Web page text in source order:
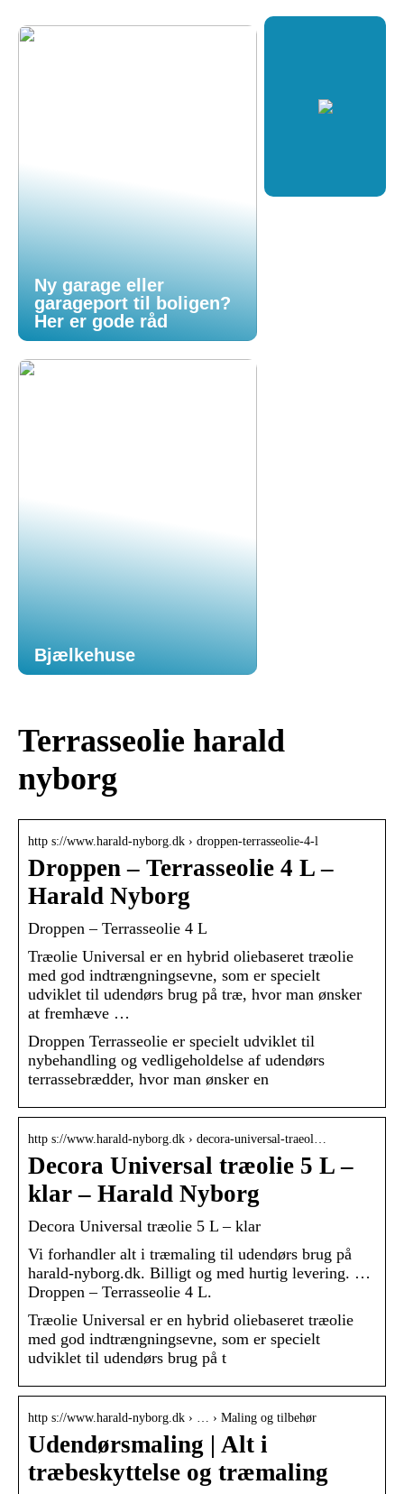
Ny garage eller
garageport til boligen?
Her er gode råd
Bjælkehuse
Terrasseolie harald
nyborg
http s://www.harald-nyborg.dk › droppen-terrasseolie-4-l
Droppen – Terrasseolie 4 L –
Harald Nyborg
Droppen – Terrasseolie 4 L
Træolie Universal er en hybrid oliebaseret træolie
med god indtrængningsevne, som er specielt
udviklet til udendørs brug på træ, hvor man ønsker
at fremhæve …
Droppen Terrasseolie er specielt udviklet til
nybehandling og vedligeholdelse af udendørs
terrassebrædder, hvor man ønsker en
http s://www.harald-nyborg.dk › decora-universal-traeol…
Decora Universal træolie 5 L –
klar – Harald Nyborg
Decora Universal træolie 5 L – klar
Vi forhandler alt i træmaling til udendørs brug på
harald-nyborg.dk. Billigt og med hurtig levering. …
Droppen – Terrasseolie 4 L.
Træolie Universal er en hybrid oliebaseret træolie
med god indtrængningsevne, som er specielt
udviklet til udendørs brug på t
http s://www.harald-nyborg.dk › … › Maling og tilbehør
Udendørsmaling | Alt i
træbeskyttelse og træmaling